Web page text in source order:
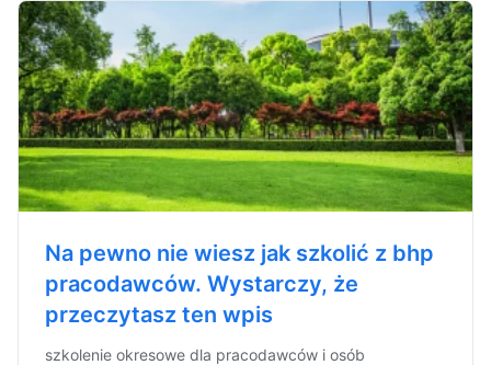
Na pewno nie wiesz jak szkolić z bhp
pracodawców. Wystarczy, że
przeczytasz ten wpis
szkolenie okresowe dla pracodawców i osób